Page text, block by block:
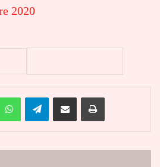
2020
WhatsAppTelegramPartager par email Imprimer